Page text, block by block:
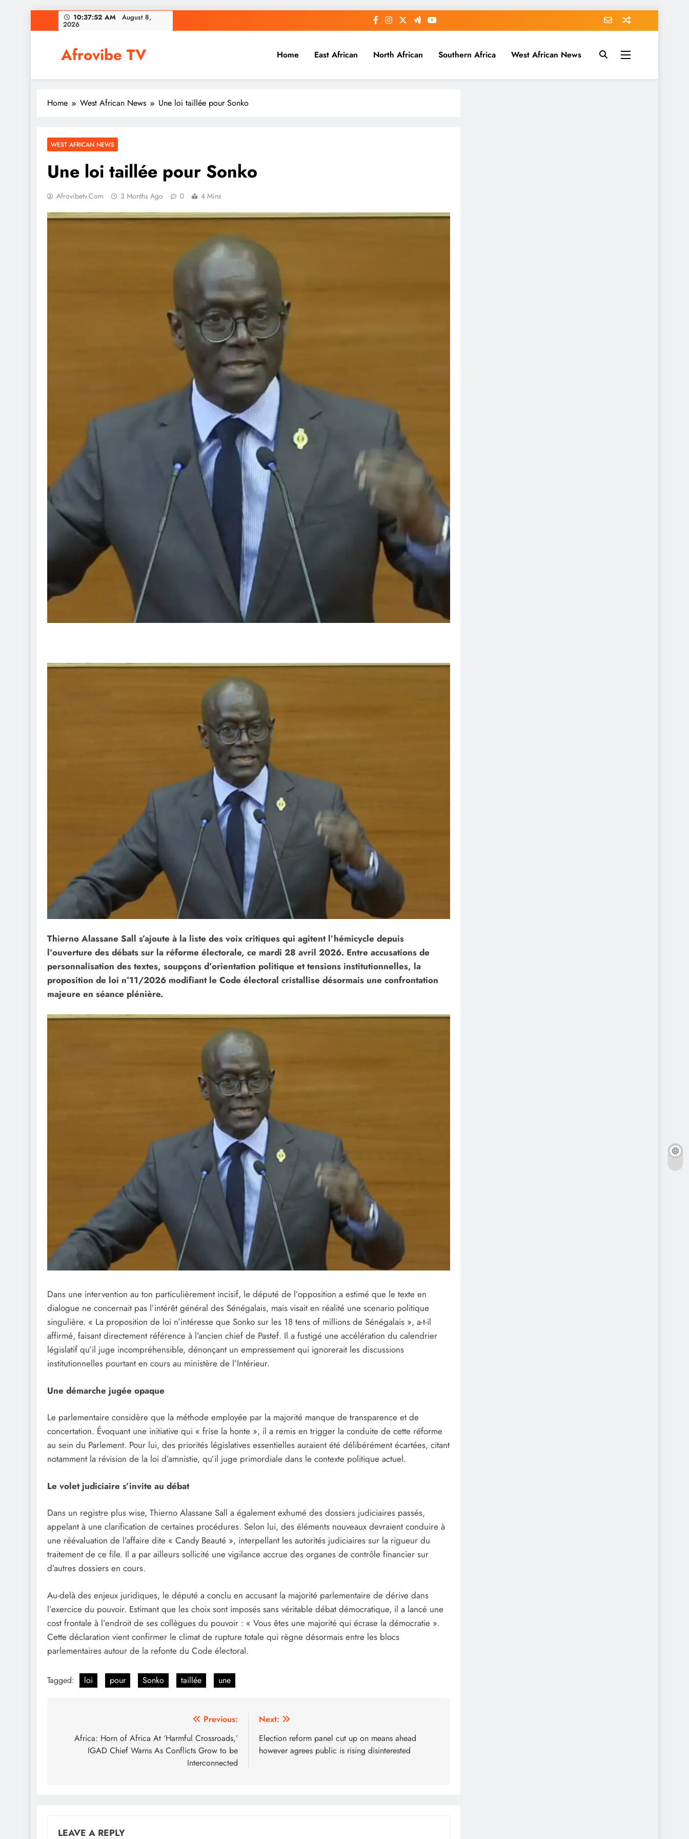
to
10:37:53 AM August 8,
2026
Afrovibe TV Home East African North African Southern Africa West African News
Home West African News Une loi taillée pour Sonko
WEST AFRICAN NEWS
Une loi taillée pour Sonko
Afrovibetv.com 3 Months Ago 0 4 Mins
Thierno Alassane Sall s’ajoute à la liste des voix critiques qui agitent l’hémicycle depuis
l’ouverture des débats sur la réforme électorale, ce mardi 28 avril 2026. Entre accusations de
personnalisation des textes, soupçons d’orientation politique et tensions institutionnelles, la
proposition de loi n°11/2026 modifiant le Code électoral cristallise désormais une confrontation
majeure en séance plénière.
Dans une intervention au ton particulièrement incisif, le député de l’opposition a estimé que le texte en
dialogue ne concernait pas l’intérêt général des Sénégalais, mais visait en réalité une scenario politique
singulière. « La proposition de loi n’intéresse que Sonko sur les 18 tens of millions de Sénégalais », a-t-il
affirmé, faisant directement référence à l’ancien chief de Pastef. Il a fustigé une accélération du calendrier
législatif qu’il juge incompréhensible, dénonçant un empressement qui ignorerait les discussions
institutionnelles pourtant en cours au ministère de l’Intérieur.
Une démarche jugée opaque
Le parlementaire considère que la méthode employée par la majorité manque de transparence et de
concertation. Évoquant une initiative qui « frise la honte », il a remis en trigger la conduite de cette réforme
au sein du Parlement. Pour lui, des priorités législatives essentielles auraient été délibérément écartées, citant
notamment la révision de la loi d’amnistie, qu’il juge primordiale dans le contexte politique actuel.
Le volet judiciaire s’invite au débat
Dans un registre plus wise, Thierno Alassane Sall a également exhumé des dossiers judiciaires passés,
appelant à une clarification de certaines procédures. Selon lui, des éléments nouveaux devraient conduire à
une réévaluation de l’affaire dite « Candy Beauté », interpellant les autorités judiciaires sur la rigueur du
traitement de ce file. Il a par ailleurs sollicité une vigilance accrue des organes de contrôle financier sur
d’autres dossiers en cours.
Au-delà des enjeux juridiques, le député a conclu en accusant la majorité parlementaire de dérive dans
l’exercice du pouvoir. Estimant que les choix sont imposés sans véritable débat démocratique, il a lancé une
cost frontale à l’endroit de ses collègues du pouvoir : « Vous êtes une majorité qui écrase la démocratie ».
Cette déclaration vient confirmer le climat de rupture totale qui règne désormais entre les blocs
parlementaires autour de la refonte du Code électoral.
Tagged: loi pour Sonko taillée une
navigation
Previous:
Africa: Horn of Africa At ‘Harmful Crossroads,’
IGAD Chief Warns As Conflicts Grow to be
Interconnected
Next:
Election reform panel cut up on means ahead
however agrees public is rising disinterested
LEAVE A REPLY